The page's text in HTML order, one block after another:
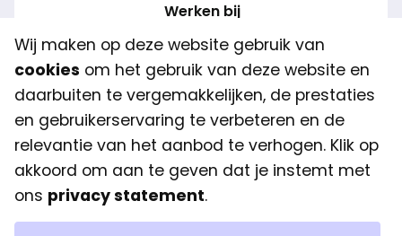
Werken bij
Dellaertweg 9-E
2316 WZ Leiden
hello@freshminds.nl
+31 (0)85-303 1092
LinkedIn
KVK: 80095119
Wij maken op deze website gebruik van
cookies om het gebruik van deze website en
daarbuiten te vergemakkelijken, de prestaties
en gebruikerservaring te verbeteren en de
relevantie van het aanbod te verhogen. Klik op
akkoord om aan te geven dat je instemt met
ons privacy statement.